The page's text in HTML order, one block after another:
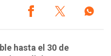
hasta el 30 de